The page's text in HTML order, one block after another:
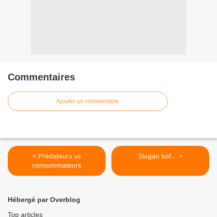
Commentaires
Ajouter un commentaire
< Prédateurs vs
consommateurs
Slogan bof... >
Hébergé par Overblog
Top articles